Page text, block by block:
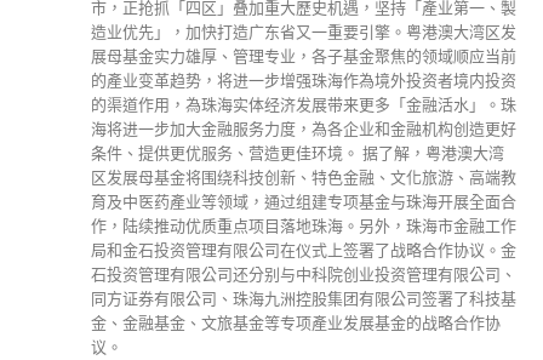
市，正抢抓「四区」叠加重大歷史机遇，坚持「產业第一、製
造业优先」，加快打造广东省又一重要引擎。粤港澳大湾区发
展母基金实力雄厚、管理专业，各子基金聚焦的领域顺应当前
的產业变革趋势，将进一步增强珠海作為境外投资者境内投资
的渠道作用，為珠海实体经济发展带来更多「金融活水」。珠
海将进一步加大金融服务力度，為各企业和金融机构创造更好
条件、提供更优服务、营造更佳环境。 据了解，粤港澳大湾
区发展母基金将围绕科技创新、特色金融、文化旅游、高端教
育及中医药產业等领域，通过组建专项基金与珠海开展全面合
作，陆续推动优质重点项目落地珠海。另外，珠海市金融工作
局和金石投资管理有限公司在仪式上签署了战略合作协议。金
石投资管理有限公司还分别与中科院创业投资管理有限公司、
同方证券有限公司、珠海九洲控股集团有限公司签署了科技基
金、金融基金、文旅基金等专项產业发展基金的战略合作协
议。